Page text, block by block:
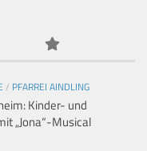
/ PFARREI AINDLING
Kinder- und
„Jona“-Musical